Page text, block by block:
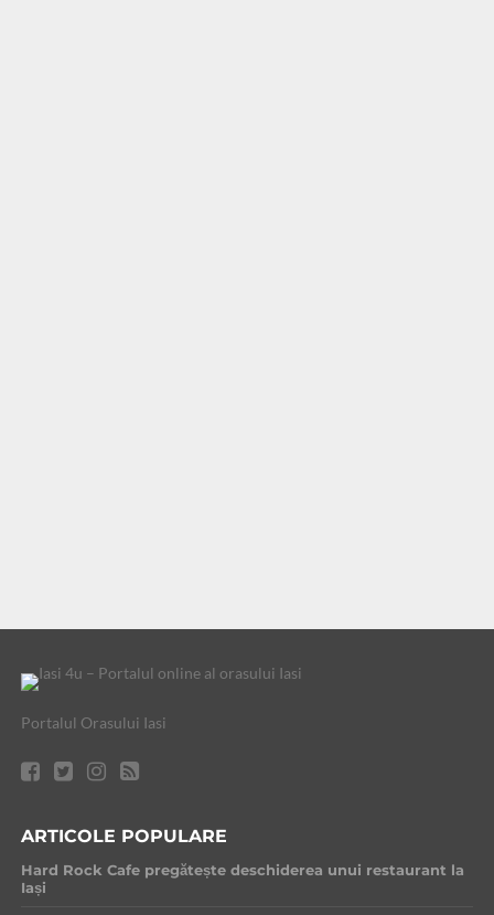
Portalul Orasului Iasi
ARTICOLE POPULARE
Hard Rock Cafe pregătește deschiderea unui restaurant la
Iași